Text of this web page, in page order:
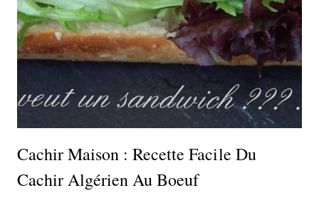
Cachir Maison : Recette Facile Du
Cachir Algérien Au Boeuf